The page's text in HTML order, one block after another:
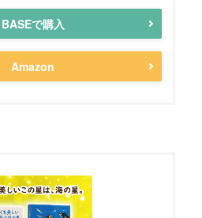
BASEで購入
Amazon